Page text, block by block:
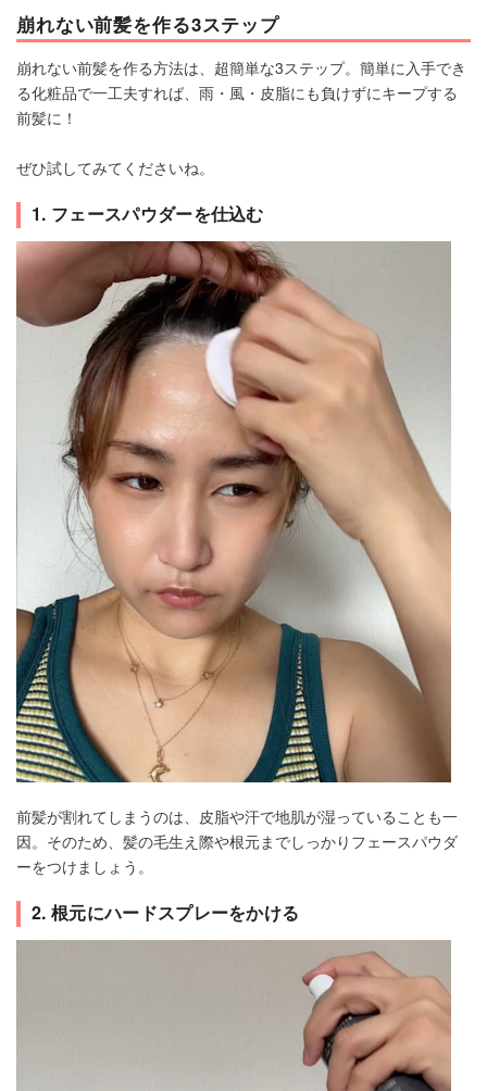
崩れない前髪を作る3ステップ
崩れない前髪を作る方法は、超簡単な3ステップ。簡単に入手でき
る化粧品で一工夫すれば、雨・風・皮脂にも負けずにキープする
前髪に！
ぜひ試してみてくださいね。
1. フェースパウダーを仕込む
前髪が割れてしまうのは、皮脂や汗で地肌が湿っていることも一
因。そのため、髪の毛生え際や根元までしっかりフェースパウダ
ーをつけましょう。
2. 根元にハードスプレーをかける